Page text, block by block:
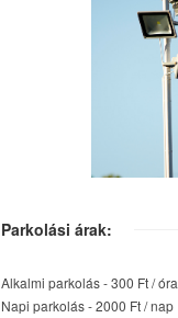
Parkolási árak:
Alkalmi parkolás - 300 Ft / óra
Napi parkolás - 2000 Ft / nap